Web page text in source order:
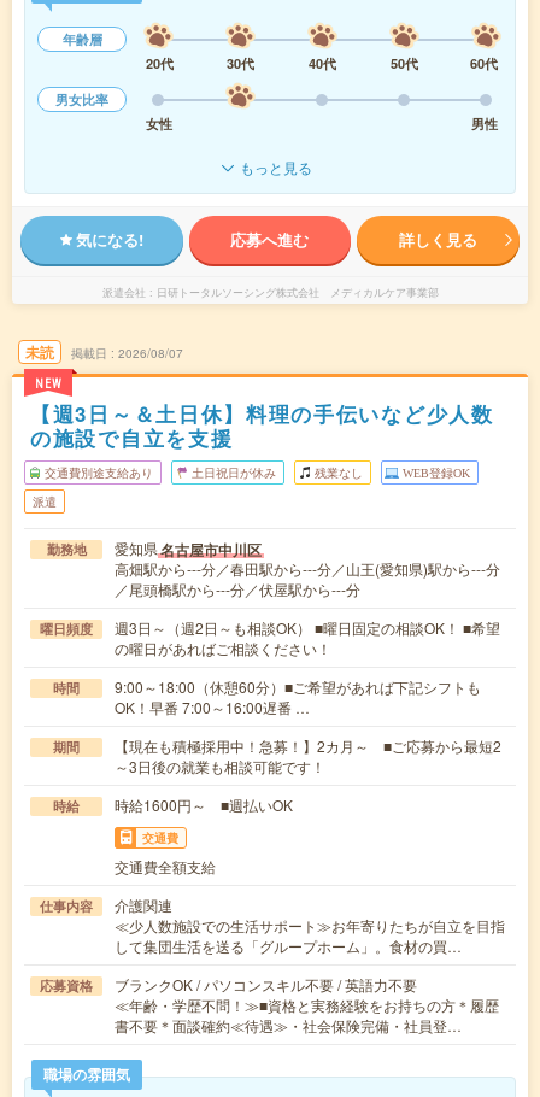
年齢層
20代
30代 40代 50代
60代
男女比率
女性
男性
もっと見る
気になる! 応募へ進む 詳しく見る
派遣会社 日研トータルソーシング株式会社 メディカルケア事業部
未読
NEW
掲載日 2026/08/07
【週3日～＆土日休】料理の手伝いなど少人数
の施設で自立を支援
交通費別途支給あり 土日祝日が休み 残業なし WEB登録OK
派遣
勤務地 愛知県名古屋市中川区
高畑駅から---分／春田駅から---分／山王(愛知県)駅から---分
／尾頭橋駅から---分／伏屋駅から---分
曜日頻度
週3日～（週2日～も相談OK） ■曜日固定の相談OK！ ■希望
の曜日があればご相談ください！
時間
9:00～18:00（休憩60分）■ご希望があれば下記シフトも
OK！早番 7:00～16:00遅番 …
期間
【現在も積極採用中！急募！】2カ月～ ■ご応募から最短2
～3日後の就業も相談可能です！
時給 時給1600円～ ■週払いOK
交通費
交通費全額支給
仕事内容
介護関連
≪少人数施設での生活サポート≫お年寄りたちが自立を目指
して集団生活を送る「グループホーム」。食材の買…
応募資格
ブランクOK / パソコンスキル不要 / 英語力不要
≪年齢・学歴不問！≫■資格と実務経験をお持ちの方＊履歴
書不要＊面談確約≪待遇≫・社会保険完備・社員登…
職場の雰囲気